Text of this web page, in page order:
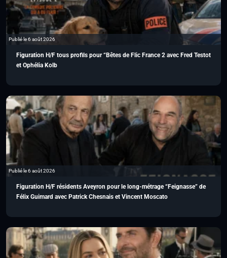
Publié le 6 août 2026
Figuration H/F tous profils pour “Bêtes de Flic France 2 avec Fred Testot
et Ophélia Kolb
Publié le 6 août 2026
Figuration H/F résidents Aveyron pour le long-métrage “Feignasse” de
Félix Guimard avec Patrick Chesnais et Vincent Moscato